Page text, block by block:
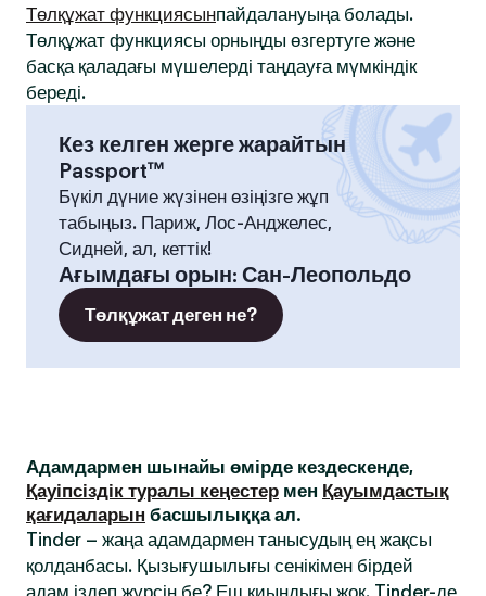
Төлқұжат функциясынпайдалануыңа болады.
Төлқұжат функциясы орныңды өзгертуге және
басқа қаладағы мүшелерді таңдауға мүмкіндік
береді.
Кез келген жерге жарайтын
Passport™
Бүкіл дүние жүзінен өзіңізге жұп
табыңыз. Париж, Лос-Анджелес,
Сидней, ал, кеттік!
Ағымдағы орын: Сан-Леопольдо
Төлқұжат деген не?
Адамдармен шынайы өмірде кездескенде,
Қауіпсіздік туралы кеңестер мен Қауымдастық
қағидаларын басшылыққа ал.
Tinder – жаңа адамдармен танысудың ең жақсы
қолданбасы. Қызығушылығы сенікімен бірдей
адам іздеп жүрсің бе? Еш қиындығы жоқ. Tinder-де